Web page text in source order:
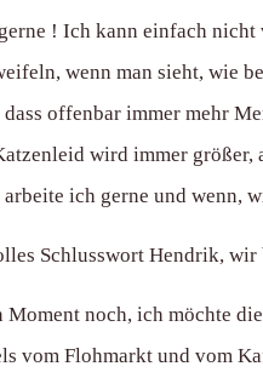
! Ich kann einfach
wenn man sieht, wie
dass offenbar immer mehr
wird immer größer,
ich gerne und wenn,
Schlusswort Hendrik, wir
Moment noch, ich möchte
vom Flohmarkt und vom